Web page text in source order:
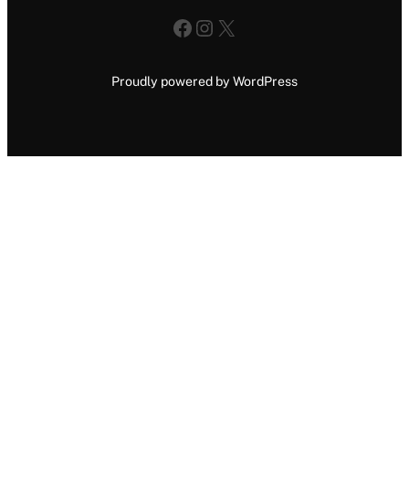
Facebook
Instagram
X
Proudly powered by WordPress